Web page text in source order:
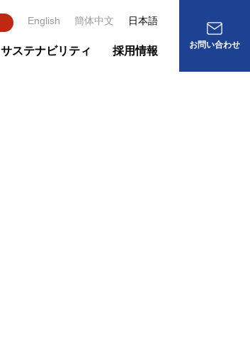
日本語
簡体中文
English
サステナビリティ 採用情報 お問い合わせ